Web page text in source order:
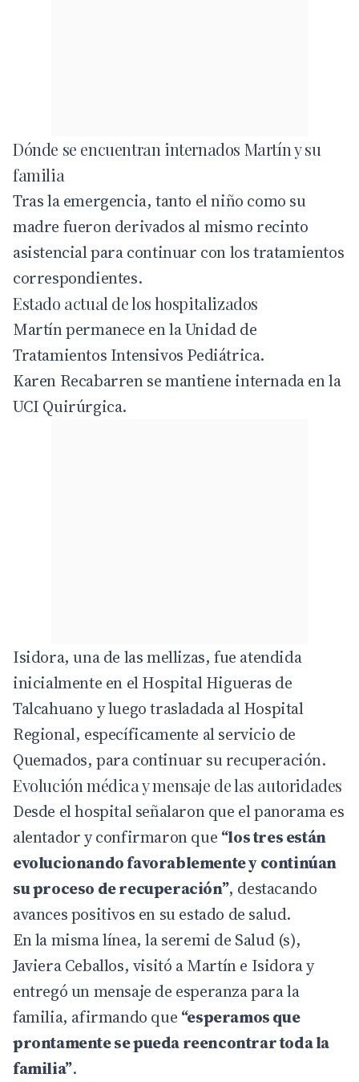
Dónde se encuentran internados Martín y su
familia
Tras la emergencia, tanto el niño como su
madre fueron derivados al mismo recinto
asistencial para continuar con los tratamientos
correspondientes.
Estado actual de los hospitalizados
Martín permanece en la Unidad de
Tratamientos Intensivos Pediátrica.
Karen Recabarren se mantiene internada en la
UCI Quirúrgica.
Isidora, una de las mellizas, fue atendida
inicialmente en el Hospital Higueras de
Talcahuano y luego trasladada al Hospital
Regional, específicamente al servicio de
Quemados, para continuar su recuperación.
Evolución médica y mensaje de las autoridades
Desde el hospital señalaron que el panorama es
alentador y confirmaron que “los tres están
evolucionando favorablemente y continúan
su proceso de recuperación”, destacando
avances positivos en su estado de salud.
En la misma línea, la seremi de Salud (s),
Javiera Ceballos, visitó a Martín e Isidora y
entregó un mensaje de esperanza para la
familia, afirmando que “esperamos que
prontamente se pueda reencontrar toda la
familia”.